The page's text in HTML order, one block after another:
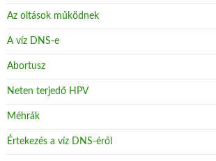
Az oltások működnek
A víz DNS-e
Abortusz
Neten terjedő HPV
Méhrák
Értekezés a víz DNS-éről